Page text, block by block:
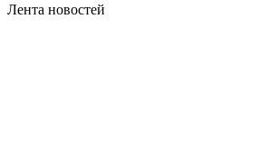
Лента новостей